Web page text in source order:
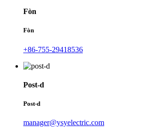
Fòn
Fòn
+86-755-29418536
Post-d
Post-d
manager@ysyelectric.com